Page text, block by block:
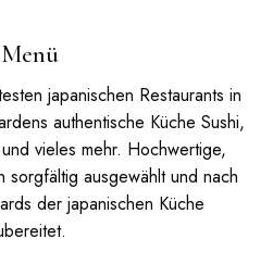
Menü
japanischen Restaurants in
authentische Küche Sushi,
vieles mehr. Hochwertige,
ausgewählt und nach
der japanischen Küche